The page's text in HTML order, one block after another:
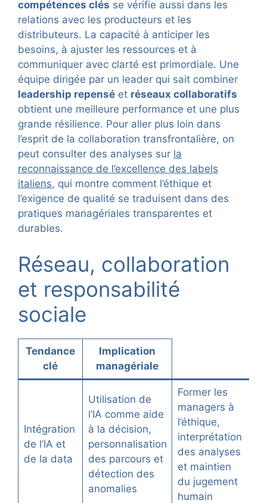
compétences clés se vérifie aussi dans les
relations avec les producteurs et les
distributeurs. La capacité à anticiper les
besoins, à ajuster les ressources et à
communiquer avec clarté est primordiale. Une
équipe dirigée par un leader qui sait combiner
leadership repensé et réseaux collaboratifs
obtient une meilleure performance et une plus
grande résilience. Pour aller plus loin dans
l’esprit de la collaboration transfrontalière, on
peut consulter des analyses sur la
reconnaissance de l’excellence des labels
italiens, qui montre comment l’éthique et
l’exigence de qualité se traduisent dans des
pratiques managériales transparentes et
durables.
Réseau, collaboration
et responsabilité
sociale
Tendance
clé
Implication
managériale
Intégration
de l’IA et
de la data
Utilisation de
l’IA comme aide
à la décision,
personnalisation
des parcours et
détection des
anomalies
Former les
managers à
l’éthique,
interprétation
des analyses
et maintien
du jugement
humain